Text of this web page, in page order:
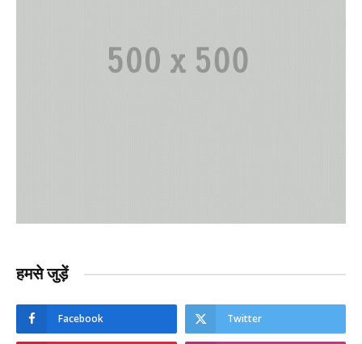
हमसे जुड़ें
Facebook Twitter